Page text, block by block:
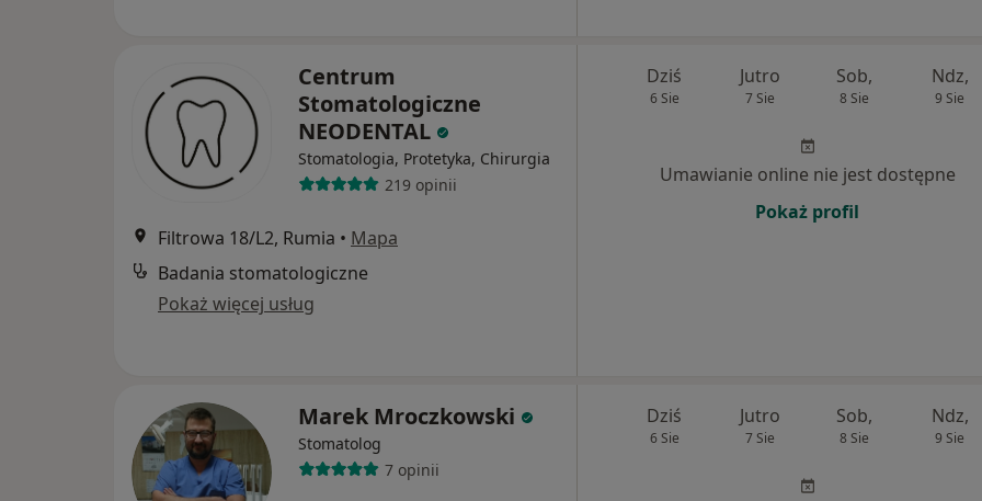
Centrum
Stomatologiczne
NEODENTAL
Stomatologia, Protetyka, Chirurgia
219 opinii
Filtrowa 18/L2, Rumia • Mapa
Badania stomatologiczne
Pokaż więcej usług
Dziś
6 Sie
Jutro
7 Sie
Sob,
8 Sie
Ndz,
9 Sie
Umawianie online nie jest dostępne
Pokaż profil
Marek Mroczkowski
Stomatolog
7 opinii
Dziś
6 Sie
Jutro
7 Sie
Sob,
8 Sie
Ndz,
9 Sie